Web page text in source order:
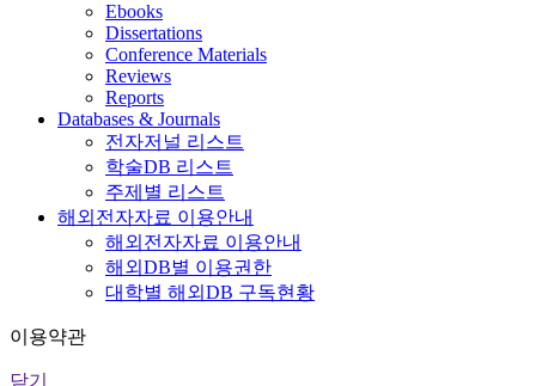
Ebooks
Dissertations
Conference Materials
Reviews
Reports
Databases & Journals
전자저널 리스트
학술DB 리스트
주제별 리스트
해외전자자료 이용안내
해외전자자료 이용안내
해외DB별 이용권한
대학별 해외DB 구독현황
이용약관
닫기